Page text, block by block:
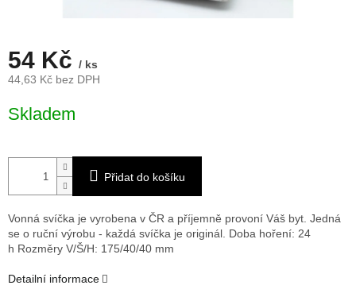
54 Kč / ks
44,63 Kč bez DPH
cena:
Skladem
Přidat do košíku
Vonná svíčka je vyrobena v ČR a příjemně provoní Váš byt. Jedná
se o ruční výrobu - každá svíčka je originál. Doba hoření: 24
h Rozměry V/Š/H: 175/40/40 mm
Detailní informace